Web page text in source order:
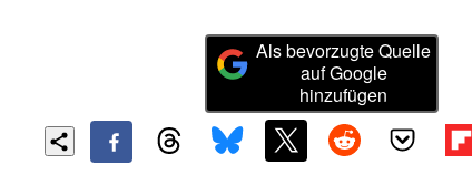
Als bevorzugte Quelle
auf Google
hinzufügen